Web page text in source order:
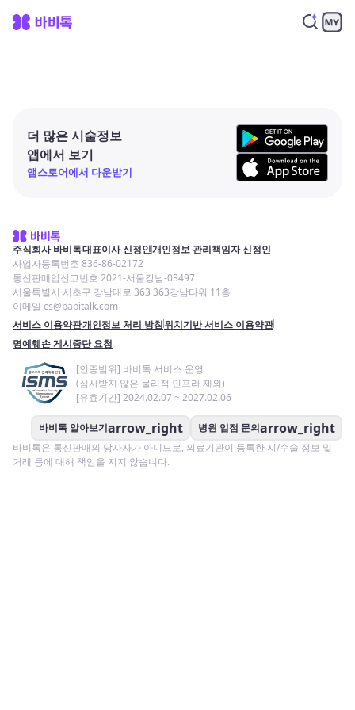
더 많은 시술정보
앱에서 보기
앱스토어에서 다운받기
주식회사 바비톡대표이사 신정인개인정보 관리책임자 신정인
사업자등록번호 836-86-02172
통신판매업신고번호 2021-서울강남-03497
서울특별시 서초구 강남대로 363 363강남타워 11층
이메일 cs@babitalk.com
서비스 이용약관개인정보 처리 방침위치기반 서비스 이용약관
명예훼손 게시중단 요청
[인증범위] 바비톡 서비스 운영
(심사받지 않은 물리적 인프라 제외)
[유효기간] 2024.02.07 ~ 2027.02.06
바비톡 알아보기arrow_right 병원 입점 문의arrow_right
바비톡은 통신판매의 당사자가 아니므로, 의료기관이 등록한 시/수술 정보 및
거래 등에 대해 책임을 지지 않습니다.